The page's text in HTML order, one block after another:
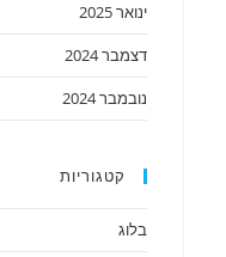
ינואר 2025
דצמבר 2024
נובמבר 2024
קטגוריות
בלוג